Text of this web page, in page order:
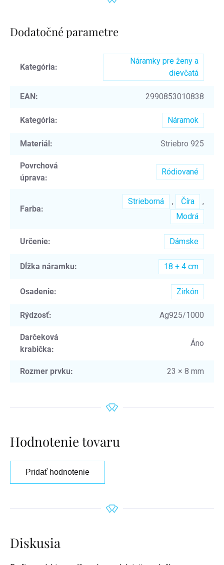
Dodatočné parametre
Kategória:
Náramky pre ženy a
dievčatá
EAN: 2990853010838
Kategória: Náramok
Materiál: Striebro 925
Povrchová
úprava:
Ródiované
Farba:
Strieborná , Číra
,
Modrá
Určenie: Dámske
Dĺžka náramku: 18 + 4 cm
Osadenie: Zirkón
Rýdzosť: Ag925/1000
Darčeková
krabička:
Áno
Rozmer prvku: 23 × 8 mm
Hodnotenie tovaru
Pridať hodnotenie
Diskusia